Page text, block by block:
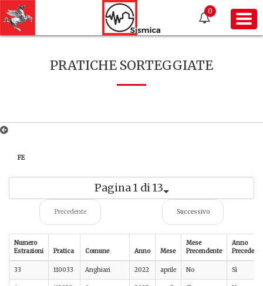
0
PRATICHE SORTEGGIATE
FE
Pagina 1 di 13
Precedente Successivo
Numero
Estrazioni
Pratica Comune Anno Mese
Mese
Precendente
Anno
Precedente
33 110033 Anghiari 2022 aprile No Sì